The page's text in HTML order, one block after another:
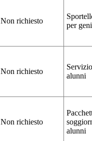
Non richiesto
per
Non richiesto
alunni
Non richiesto
alunni